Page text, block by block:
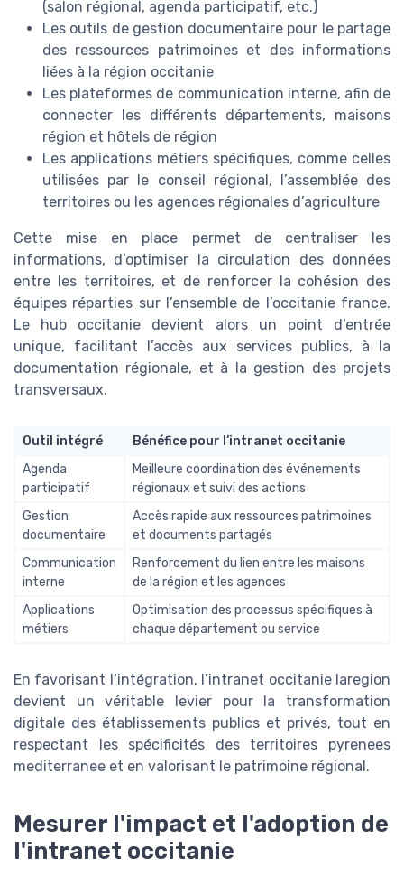
(salon régional, agenda participatif, etc.)
Les outils de gestion documentaire pour le partage
des ressources patrimoines et des informations
liées à la région occitanie
Les plateformes de communication interne, afin de
connecter les différents départements, maisons
région et hôtels de région
Les applications métiers spécifiques, comme celles
utilisées par le conseil régional, l’assemblée des
territoires ou les agences régionales d’agriculture
Cette mise en place permet de centraliser les
informations, d’optimiser la circulation des données
entre les territoires, et de renforcer la cohésion des
équipes réparties sur l’ensemble de l’occitanie france.
Le hub occitanie devient alors un point d’entrée
unique, facilitant l’accès aux services publics, à la
documentation régionale, et à la gestion des projets
transversaux.
Outil intégré
Bénéfice pour l’intranet occitanie
Agenda
participatif
Meilleure coordination des événements
régionaux et suivi des actions
Gestion
documentaire
Accès rapide aux ressources patrimoines
et documents partagés
Communication
interne
Renforcement du lien entre les maisons
de la région et les agences
Applications
métiers
Optimisation des processus spécifiques à
chaque département ou service
En favorisant l’intégration, l’intranet occitanie laregion
devient un véritable levier pour la transformation
digitale des établissements publics et privés, tout en
respectant les spécificités des territoires pyrenees
mediterranee et en valorisant le patrimoine régional.
Mesurer l'impact et l'adoption de
l'intranet occitanie